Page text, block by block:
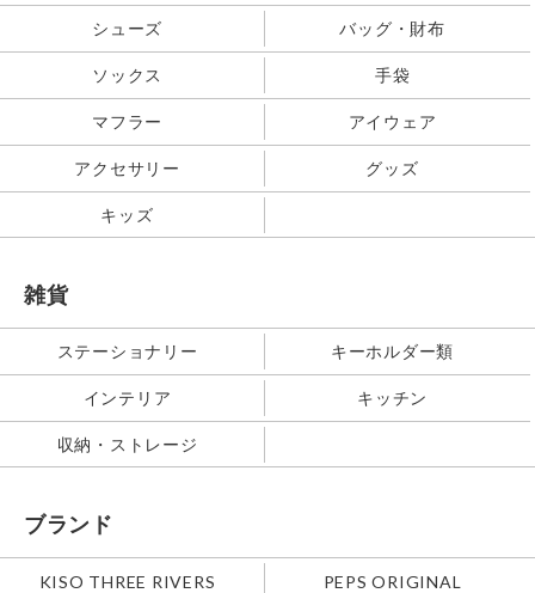
シューズ バッグ・財布
ソックス 手袋
マフラー アイウェア
アクセサリー グッズ
キッズ
雑貨
ステーショナリー キーホルダー類
インテリア キッチン
収納・ストレージ
ブランド
KISO THREE RIVERS PEPS ORIGINAL